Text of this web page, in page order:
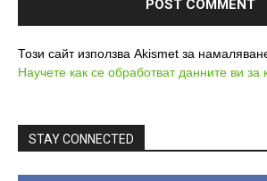
Този сайт използва Akismet за
Научете как се обработват данните ви за
STAY CONNECTED